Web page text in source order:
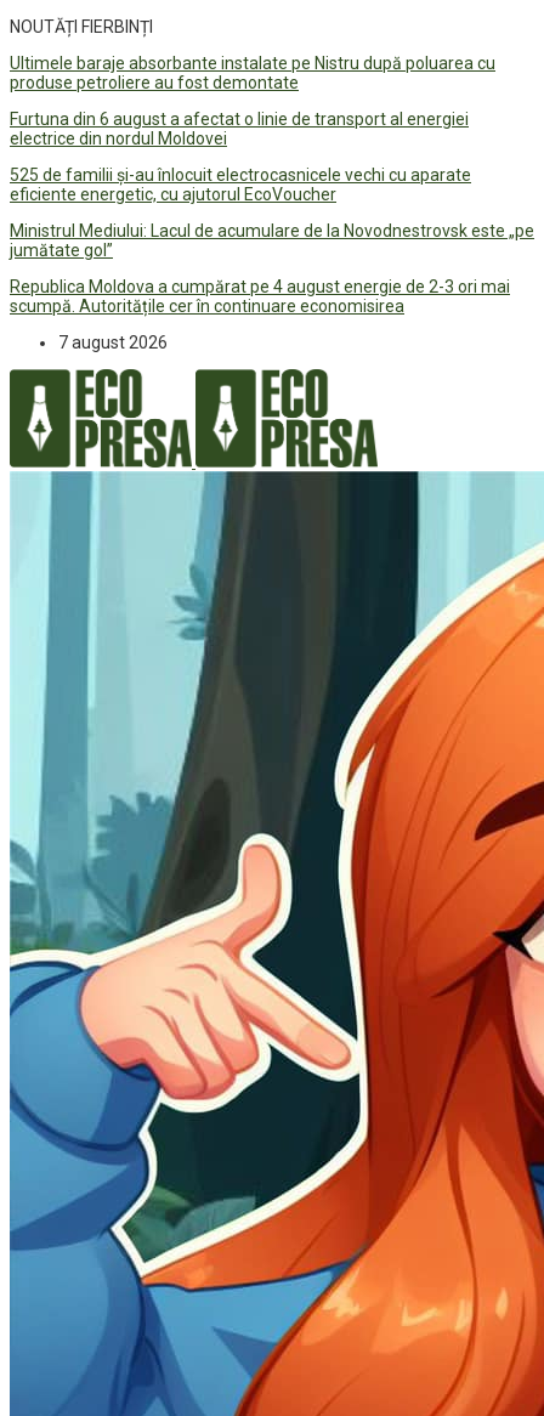
NOUTĂȚI FIERBINȚI
Ultimele baraje absorbante instalate pe Nistru după poluarea cu
produse petroliere au fost demontate
Furtuna din 6 august a afectat o linie de transport al energiei
electrice din nordul Moldovei
525 de familii și-au înlocuit electrocasnicele vechi cu aparate
eficiente energetic, cu ajutorul EcoVoucher
Ministrul Mediului: Lacul de acumulare de la Novodnestrovsk este „pe
jumătate gol”
Republica Moldova a cumpărat pe 4 august energie de 2-3 ori mai
scumpă. Autoritățile cer în continuare economisirea
7 august 2026